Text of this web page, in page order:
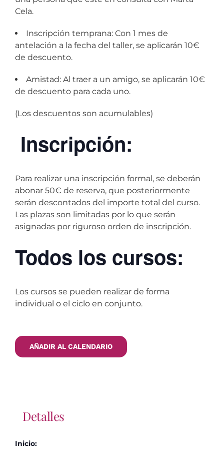
Cela.
Inscripción temprana: Con 1 mes de
antelación a la fecha del taller, se aplicarán 10€
de descuento.
Amistad: Al traer a un amigo, se aplicarán 10€
de descuento para cada uno.
(Los descuentos son acumulables)
Inscripción:
Para realizar una inscripción formal, se deberán
abonar 50€ de reserva, que posteriormente
serán descontados del importe total del curso.
Las plazas son limitadas por lo que serán
asignadas por riguroso orden de inscripción.
Todos los cursos:
Los cursos se pueden realizar de forma
individual o el ciclo en conjunto.
AÑADIR AL CALENDARIO
Detalles
Inicio: